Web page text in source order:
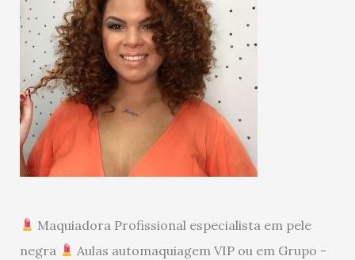
Maquiadora Profissional especialista em pele
negra
Aulas automaquiagem VIP ou em Grupo -